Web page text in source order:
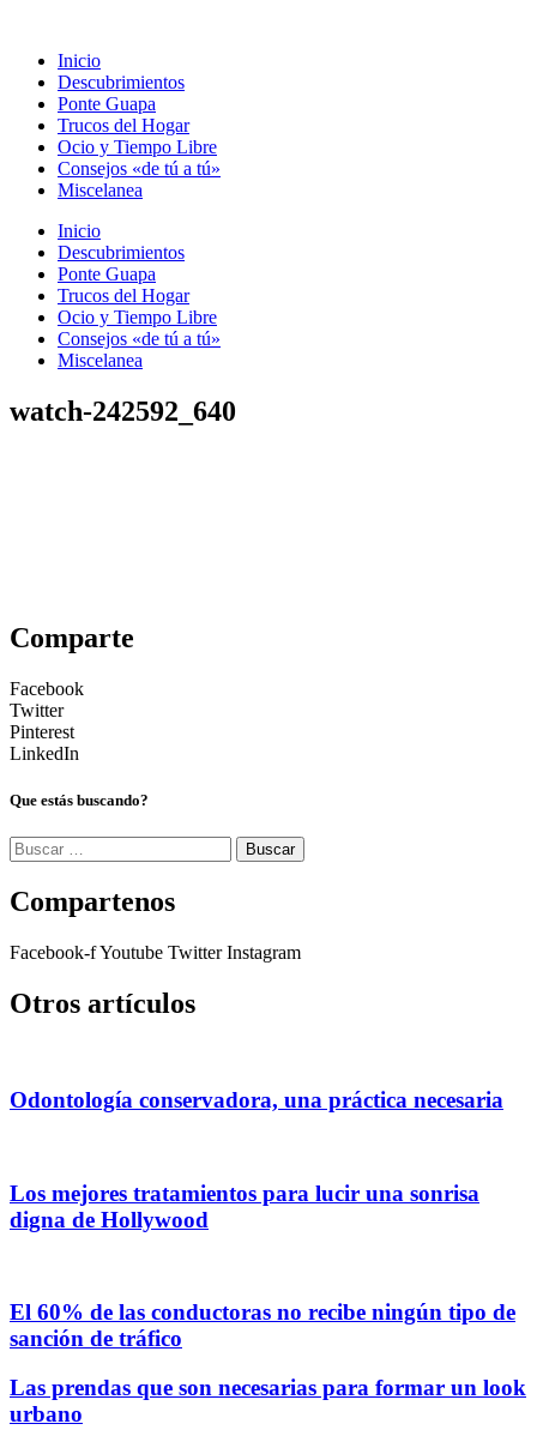
contenido
Inicio
Descubrimientos
Ponte Guapa
Trucos del Hogar
Ocio y Tiempo Libre
Consejos «de tú a tú»
Miscelanea
Inicio
Descubrimientos
Ponte Guapa
Trucos del Hogar
Ocio y Tiempo Libre
Consejos «de tú a tú»
Miscelanea
watch-242592_640
Comparte
Facebook
Twitter
Pinterest
LinkedIn
Que estás buscando?
Buscar:
Compartenos
Facebook-fYoutube Twitter Instagram
Otros artículos
Odontología conservadora, una práctica necesaria
Los mejores tratamientos para lucir una sonrisa
digna de Hollywood
El 60% de las conductoras no recibe ningún tipo de
sanción de tráfico
Las prendas que son necesarias para formar un look
urbano